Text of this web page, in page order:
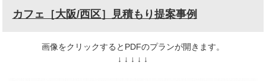
カフェ［大阪/西区］見積もり提案事例
画像をクリックするとPDFのプランが開きます。
↓ ↓ ↓ ↓ ↓